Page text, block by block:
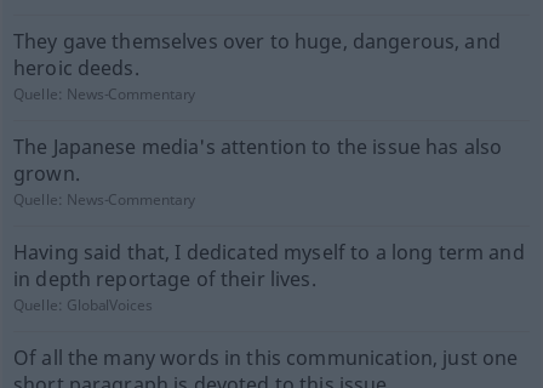
They gave themselves over to huge, dangerous, and
heroic deeds.
Quelle: News-Commentary
The Japanese media's attention to the issue has also
grown.
Quelle: News-Commentary
Having said that, I dedicated myself to a long term and
in depth reportage of their lives.
Quelle: GlobalVoices
Of all the many words in this communication, just one